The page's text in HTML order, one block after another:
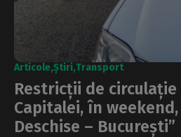
Articole Știri Transport
Restricții de
Capitalei, în
Deschise – București”